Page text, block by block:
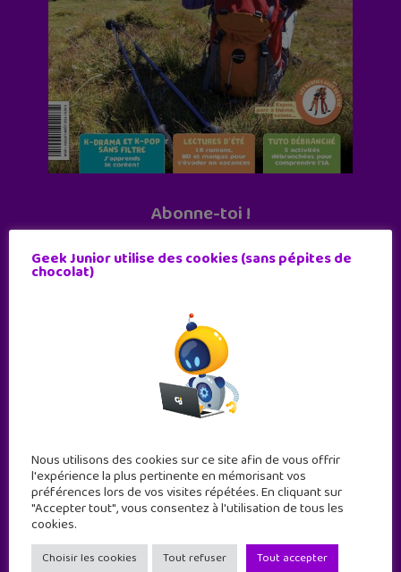
Abonne-toi !
Geek Junior est le premier site de culture numérique
à destination des adolescents.
Geek Junior utilise des cookies (sans pépites de
chocolat)
Nous utilisons des cookies sur ce site afin de vous offrir
l'expérience la plus pertinente en mémorisant vos
préférences lors de vos visites répétées. En cliquant sur
"Accepter tout", vous consentez à l'utilisation de tous les
cookies.
Choisir les cookies Tout refuser Tout accepter